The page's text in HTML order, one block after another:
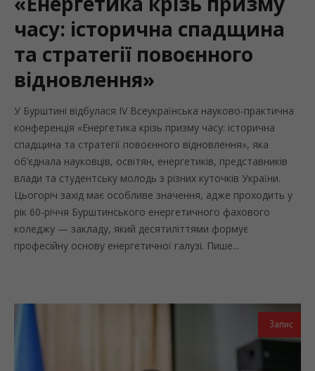
часу: історична спадщина
та стратегії повоєнного
відновлення»
У Бурштині відбулася IV Всеукраїнська науково-практична
конференція «Енергетика крізь призму часу: історична
спадщина та стратегії повоєнного відновлення», яка
об’єднала науковців, освітян, енергетиків, представників
влади та студентську молодь з різних куточків України.
Цьогоріч захід має особливе значення, адже проходить у
рік 60-річчя Бурштинського енергетичного фахового
коледжу — закладу, який десятиліттями формує
професійну основу енергетичної галузі. Пише...
Запис